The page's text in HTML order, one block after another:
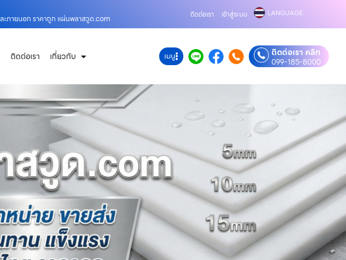
ะภายนอก ราคาถูก แผ่นพลาสวูด.com
ติดต่อเรา เข้าสู่ระบบ LANGUAGE
ติดต่อเรา เกี่ยวกับ เมนู ติดต่อเรา คลิก
099-185-8000